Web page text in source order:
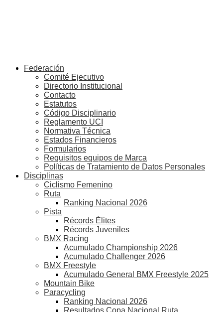
Federación
Comité Ejecutivo
Directorio Institucional
Contacto
Estatutos
Código Disciplinario
Reglamento UCI
Normativa Técnica
Estados Financieros
Formularios
Requisitos equipos de Marca
Políticas de Tratamiento de Datos Personales
Disciplinas
Ciclismo Femenino
Ruta
Ranking Nacional 2026
Pista
Récords Élites
Récords Juveniles
BMX Racing
Acumulado Championship 2026
Acumulado Challenger 2026
BMX Freestyle
Acumulado General BMX Freestyle 2025
Mountain Bike
Paracycling
Ranking Nacional 2026
Resultados Copa Nacional Ruta